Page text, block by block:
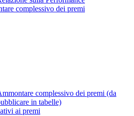
complessivo dei premi
complessivo dei premi (da
in tabelle)
ai premi